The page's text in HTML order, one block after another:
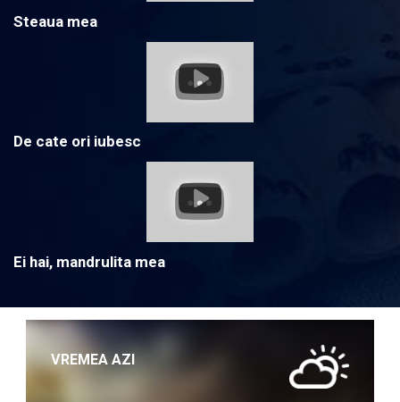
Steaua mea
De cate ori iubesc
Ei hai, mandrulita mea
VREMEA AZI